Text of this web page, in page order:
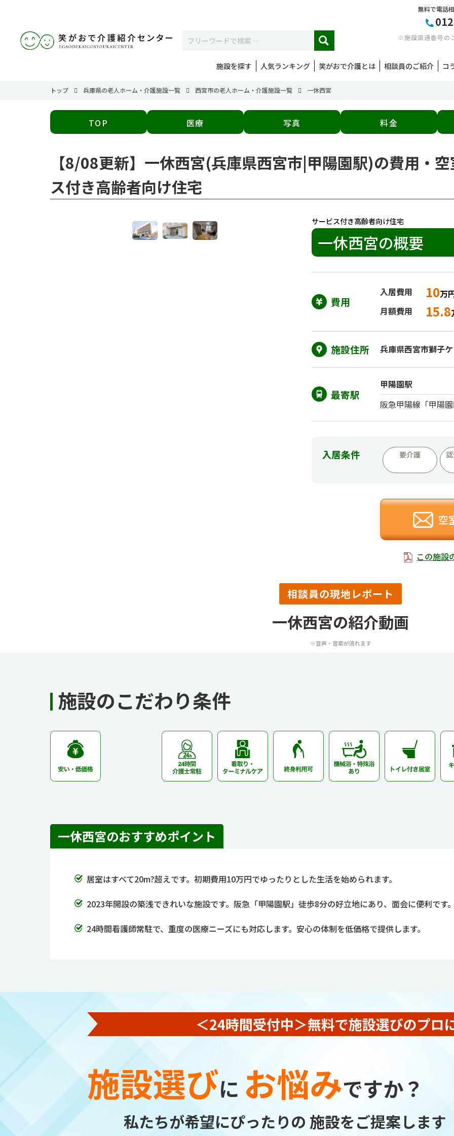
無料で電話
※施設直通番号の
施設を探す 人気ランキング 笑がおで介護とは 相談員のご紹介 コ
トップ 兵庫県の老人ホーム・介護施設一覧 西宮市の老人ホーム・介護施設一覧 一休西宮
TOP 医療 写真 料金
【8/08更新】一休西宮(兵庫県西宮市|甲陽園駅)の費用・
ス付き高齢者向け住宅
サービス付き高齢者向け住宅
一休西宮の概要
費用
入居費用 10万
月額費用
15.8
施設住所 兵庫県西宮市獅子
最寄駅
甲陽園駅
阪急甲陽線「甲陽
入居条件 要介護
空
この施設
相談員の現地レポート
一休西宮の紹介動画
※音声・音楽が流れます
施設のこだわり条件
一休西宮のおすすめポイント
居室はすべて20m?超えです。初期費用10万円でゆったりとした生活を始められます。
2023年開設の築浅できれいな施設です。阪急「甲陽園駅」徒歩8分の好立地にあり、面会に便利です
24時間看護師常駐で、重度の医療ニーズにも対応します。安心の体制を低価格で提供します。
施設選びに お悩みですか？
私たちが希望にぴったりの 施設をご提案します